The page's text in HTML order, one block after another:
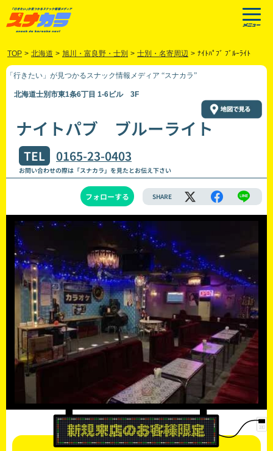
TOP > 北海道 > 旭川・富良野・士別 > 士別・名寄周辺 > ﾅｲﾄﾊﾟﾌﾞ ﾌﾞﾙｰﾗｲﾄ
「行きたい」が見つかるスナック情報メディア “スナカラ”
北海道士別市東1条6丁目 1-6ビル 3F
ナイトパブ ブルーライト
TEL 0165-23-0403
お問い合わせの際は「スナカラ」を見たとお伝え下さい
フォローする SHARE